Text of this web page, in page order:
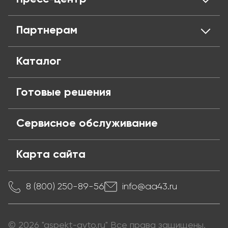
Адреса магазинов
Вакансии
Политика конфиденциальности
Публичная оферта
Оплата и кредит
Обмен и возврат
Частые вопросы
Блог
Партнерам
Каталог
Готовые решения
Сервисное обслуживание
Карта сайта
8 (800) 250-89-56 info@aa43.ru
© 2026 "aspekt-avto.ru" Все права защищены.